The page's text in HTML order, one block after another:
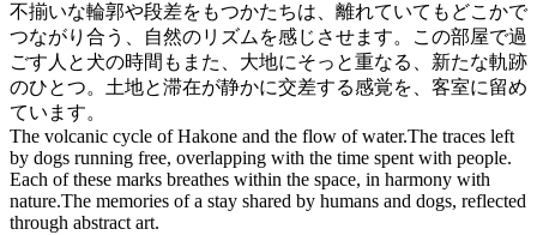
不揃いな輪郭や段差をもつかたちは、離れていてもどこかで
つながり合う、自然のリズムを感じさせます。
この部屋で過
ごす人と犬の時間もまた、大地にそっと重なる、新たな軌跡
のひとつ。 土地と滞在が静かに交差する感覚を、客室に留め
ています。
The volcanic cycle of Hakone and the flow of water.The traces left
by dogs running free, overlapping with the time spent with people.
Each of these marks breathes within the space, in harmony with
nature.The memories of a stay shared by humans and dogs, reflected
through abstract art.